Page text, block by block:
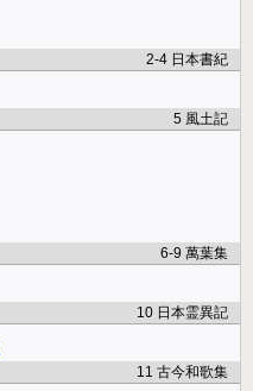
2-4 日本書紀
5 風土記
6-9 萬葉集
10 日本霊異記
11 古今和歌集